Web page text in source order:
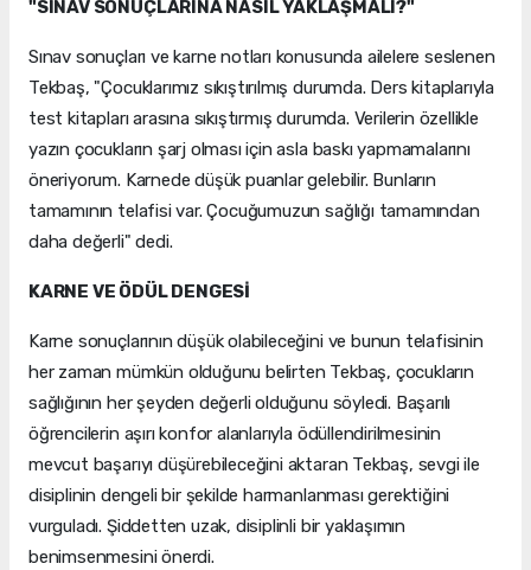
"SINAV SONUÇLARINA NASIL YAKLAŞMALI?"
Sınav sonuçları ve karne notları konusunda ailelere seslenen
Tekbaş, "Çocuklarımız sıkıştırılmış durumda. Ders kitaplarıyla
test kitapları arasına sıkıştırmış durumda. Verilerin özellikle
yazın çocukların şarj olması için asla baskı yapmamalarını
öneriyorum. Karnede düşük puanlar gelebilir. Bunların
tamamının telafisi var. Çocuğumuzun sağlığı tamamından
daha değerli" dedi.
KARNE VE ÖDÜL DENGESİ
Karne sonuçlarının düşük olabileceğini ve bunun telafisinin
her zaman mümkün olduğunu belirten Tekbaş, çocukların
sağlığının her şeyden değerli olduğunu söyledi. Başarılı
öğrencilerin aşırı konfor alanlarıyla ödüllendirilmesinin
mevcut başarıyı düşürebileceğini aktaran Tekbaş, sevgi ile
disiplinin dengeli bir şekilde harmanlanması gerektiğini
vurguladı. Şiddetten uzak, disiplinli bir yaklaşımın
benimsenmesini önerdi.